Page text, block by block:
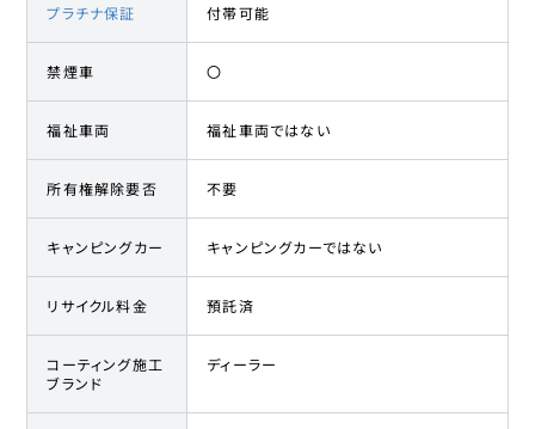
プラチナ保証 付帯可能
禁煙車 〇
福祉車両 福祉車両ではない
所有権解除要否 不要
キャンピングカー キャンピングカーではない
リサイクル料金 預託済
コーティング施工
ブランド
ディーラー